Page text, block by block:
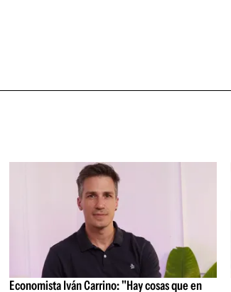
Economista Iván Carrino: "Hay cosas que en